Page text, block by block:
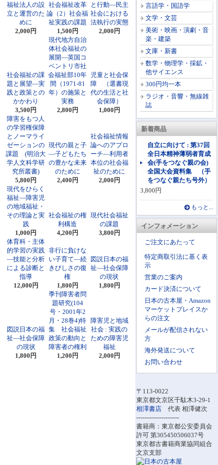
言語学・国語学
文学・文芸
美術・映画・演劇・音
楽・建築
文庫・新書
数学・物理学・採鉱・
他サイエンス
300円均一本
ラジオ・音響・無線雑
誌
新着商品
自立に向けて : 第37回
全日本精神薄弱者育成
会(手をつなぐ親の会)
全国大会資料集 （手
をつなぐ親たち号外）
3,800円
もっと...
インフォメーション
ご注文にあたって
特定商取引法に基く表
示
営業のご案内
カード決済について
日本の古本屋・Amazon
マーケットプレイスか
らの注文
メールが配信されない
方
海外発送について
お問い合わせ
〒113-0022
東京都文京区千駄木3-29-1
相澤書店 代表 相澤健次
----------------------
書籍商：東京都公安委員会
許可 第305450506037号
東京都古書籍商業協同組合
文京支部
福祉法人の設
立と運営のた
めに
2,000円
社会福祉改革
論（2）社会福
祉実践の課題
1,500円
と行動―民主
社会における
法執行の実態
2,000円
社会福祉の課
題と展望―実
践と政策との
かかわり
3,500円
現代地方自治
体社会福祉の
展開―英国コ
ベントリ市社
会福祉部10年
間（1971-81
年）の施策と
実務
2,800円
児童と社会保
障 （選書現
代の生活と社
会保障）
1,000円
障害をもつ人
の学習権保障
とノーマライ
ゼーションの
課題 (明治大
学人文科学研
究所叢書)
5,800円
現代の親と子
―子どもたち
の豊かな未来
のために
2,400円
社会福祉情報
論へのアプロ
ーチ―利用者
本位の社会福
祉のために
2,000円
現代をひらく
福祉―障害児
の地域福祉・
その理論と実
践
1,000円
社会福祉の権
利構造
4,200円
現代社会福祉
の課題
3,800円
体育科・主体
的学習の実践
―技能と分析
による診断と
指導
12,000円
非行に負けな
い子育て―続
きびしさの復
権
1,800円
図説日本の福
祉―社会保障
の現状
1,800円
図説日本の福
祉―社会保障
の現状
1,800円
季刊障害者問
題研究(104
号・2001年2
月・28巻4)特
集 社会福祉
政策の動向と
障害者の権利
1,200円
障害児と地域
社会 : 実践の
ための障害児
福祉
2,000円